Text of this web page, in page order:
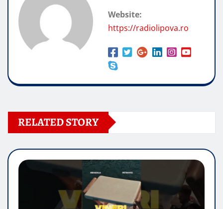
Website:
https://radiolipova.ro
RELATED STORY